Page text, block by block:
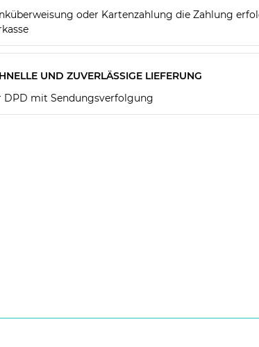
oder Kartenzahlung die Zahlung
UND ZUVERLÄSSIGE LIEFERUNG
DPD mit Sendungsverfolgung